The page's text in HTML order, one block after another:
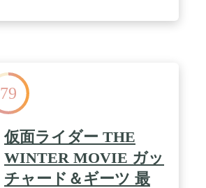
79
仮面ライダー THE
WINTER MOVIE ガッ
チャード＆ギーツ 最